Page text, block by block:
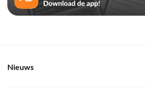
Nieuws